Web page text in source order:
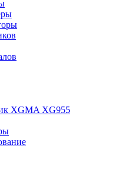
XGMA XG955